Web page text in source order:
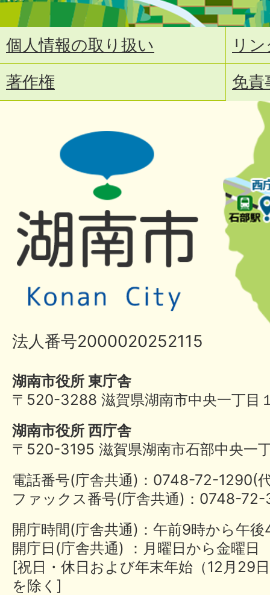
個人情報の取り扱い
リ
著作権
免責
法人番号2000020252115
湖南市役所 東庁舎
〒520-3288 滋賀県湖南市中央一丁目
湖南市役所 西庁舎
〒520-3195 滋賀県湖南市石部中央一
電話番号(庁舎共通)：0748-72-
ファックス番号(庁舎共通)：0748-
開庁時間(庁舎共通)：午前9時から午
開庁日(庁舎共通) ：月曜日から金曜日
[祝日・休日および年末年始（12月29
を除く]